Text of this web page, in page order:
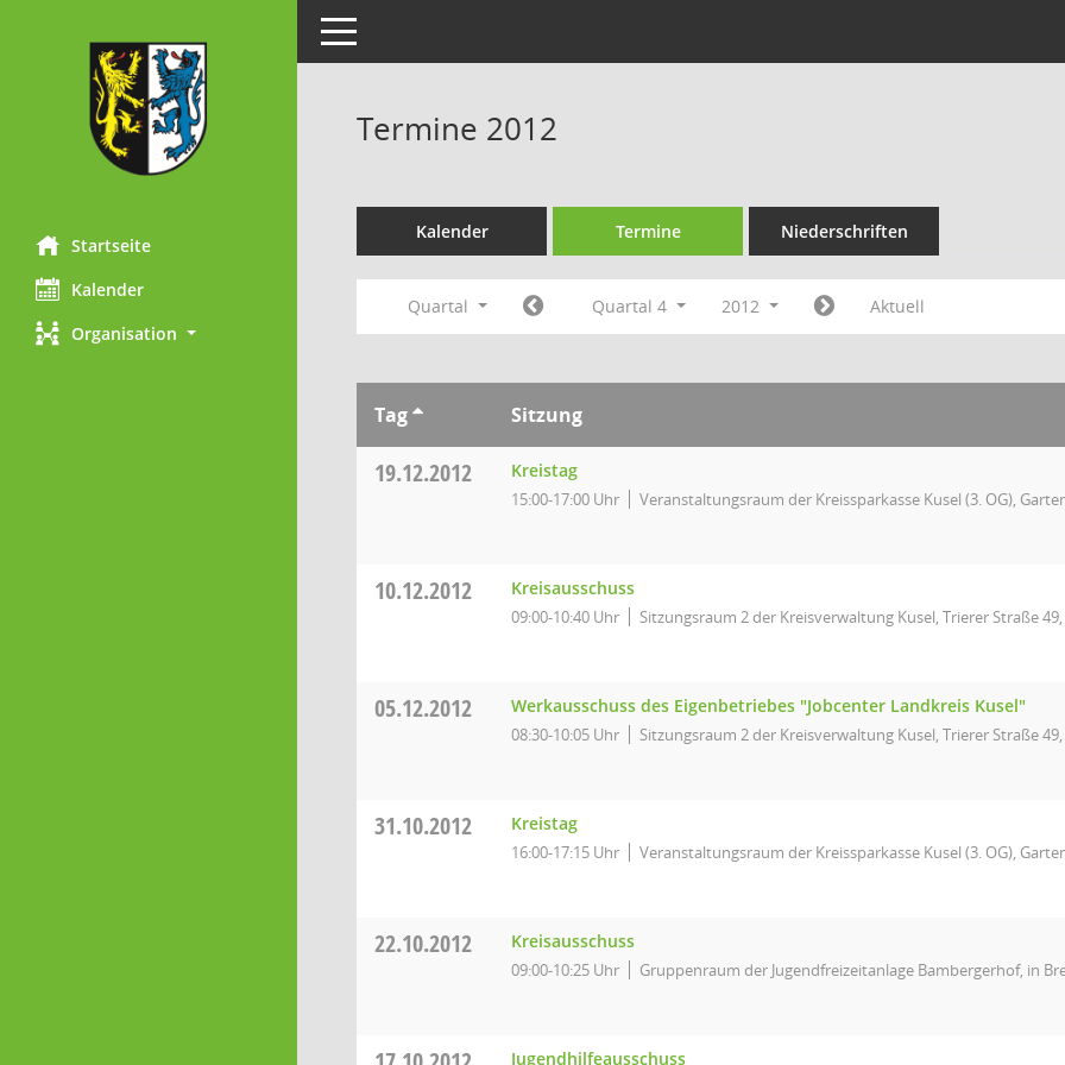
Startseite
Kalender
Organisation
Toggle navigation
Termine 2012
Kalender Termine Niederschriften
Quartal Quartal 4 2012 Aktuell
Tag Sitzung
19.12.2012 Kreistag
15:00-17:00 Uhr Veranstaltungsraum der Kreissparkasse Kusel (3. OG),
10.12.2012 Kreisausschuss
09:00-10:40 Uhr Sitzungsraum 2 der Kreisverwaltung Kusel, Trierer Straße 49,
05.12.2012 Werkausschuss des Eigenbetriebes "Jobcenter Landkreis Kusel"
08:30-10:05 Uhr Sitzungsraum 2 der Kreisverwaltung Kusel, Trierer Straße 49,
31.10.2012 Kreistag
16:00-17:15 Uhr Veranstaltungsraum der Kreissparkasse Kusel (3. OG),
22.10.2012 Kreisausschuss
09:00-10:25 Uhr Gruppenraum der Jugendfreizeitanlage Bambergerhof, in
Jugendhilfeausschuss